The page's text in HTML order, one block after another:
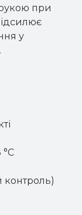
рукою при
у
контроль)